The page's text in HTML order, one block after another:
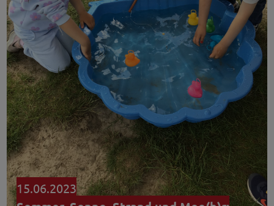
15.06.2023